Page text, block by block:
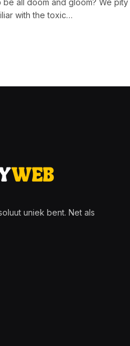
be all doom and gloom? We pity
with the toxic…
uniek bent. Net als